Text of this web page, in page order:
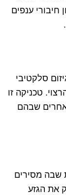
חיבורי ענפים
סלקטיבי
טכניקה זו
אחרים שבהם
שבה מסירים
את הגזע